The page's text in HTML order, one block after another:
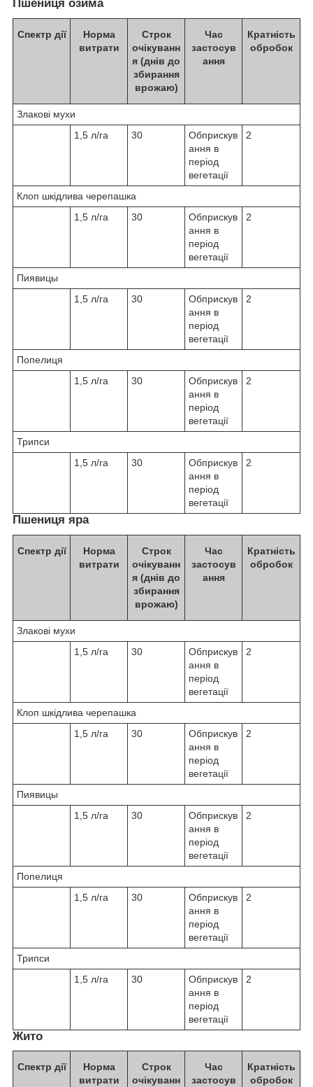
Пшениця озима
Спектр дії
Норма
витрати
Строк
очікуванн
я (днів до
збирання
врожаю)
Час
застосув
ання
Кратність
обробок
Злакові мухи
1,5 л/га
30
Обприскув
ання в
період
вегетації
2
Клоп шкідлива черепашка
1,5 л/га
30
Обприскув
ання в
період
вегетації
2
Пиявицы
1,5 л/га
30
Обприскув
ання в
період
вегетації
2
Попелиця
1,5 л/га
30
Обприскув
ання в
період
вегетації
2
Трипси
1,5 л/га
30
Обприскув
ання в
період
вегетації
2
Пшениця яра
Спектр дії
Норма
витрати
Строк
очікуванн
я (днів до
збирання
врожаю)
Час
застосув
ання
Кратність
обробок
Злакові мухи
1,5 л/га
30
Обприскув
ання в
період
вегетації
2
Клоп шкідлива черепашка
1,5 л/га
30
Обприскув
ання в
період
вегетації
2
Пиявицы
1,5 л/га
30
Обприскув
ання в
період
вегетації
2
Попелиця
1,5 л/га
30
Обприскув
ання в
період
вегетації
2
Трипси
1,5 л/га
30
Обприскув
ання в
період
вегетації
2
Жито
Спектр дії
Норма
витрати
Строк
очікуванн
Час
застосув
Кратність
обробок